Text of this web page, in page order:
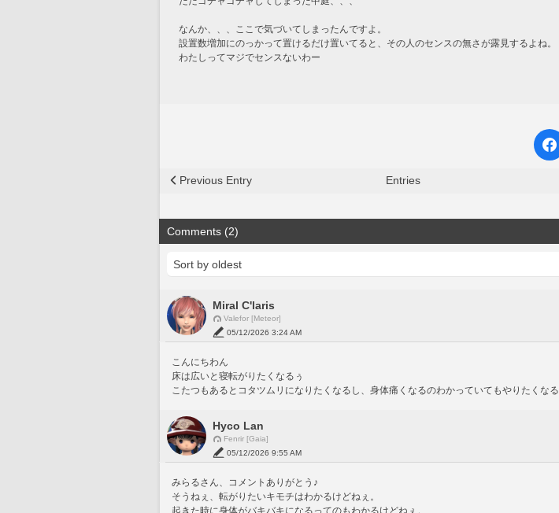
なんか、、、ここで気づいてしまったんですよ。
設置数増加にのっかって置けるだけ置いてると、その人のセンスの無さが露見するよね。
わたしってマジでセンスないわー
Previous Entry Entries
Comments (2)
Miral C'laris
Valefor [Meteor]
05/12/2026 3:24 AM
こんにちわん
床は広いと寝転がりたくなるぅ
こたつもあるとコタツムリになりたくなるし、身体痛くなるのわかっていてもやりたくなる
Hyco Lan
Fenrir [Gaia]
05/12/2026 9:55 AM
みらるさん、コメントありがとう♪
そうねぇ、転がりたいキモチはわかるけどねぇ。
起きた時に身体がバキバキになるってのもわかるけどねぇ。